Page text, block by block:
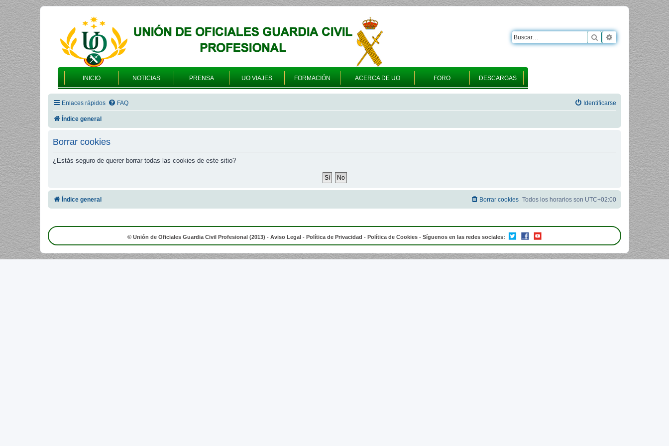
INICIO NOTICIAS PRENSA UO VIAJES FORMACIÓN ACERCA DE UO FORO DESCARGAS
Buscar Búsqueda
Enlaces rápidos FAQ Identificarse
Índice general
Borrar cookies
¿Estás seguro de querer borrar todas las cookies de este sitio?
Índice general Todos los horarios son UTC+02:00
Borrar cookies
© Unión de Oficiales Guardia Civil Profesional (2013) - Aviso Legal - Política de Privacidad - Política de Cookies - Síguenos en las redes sociales: